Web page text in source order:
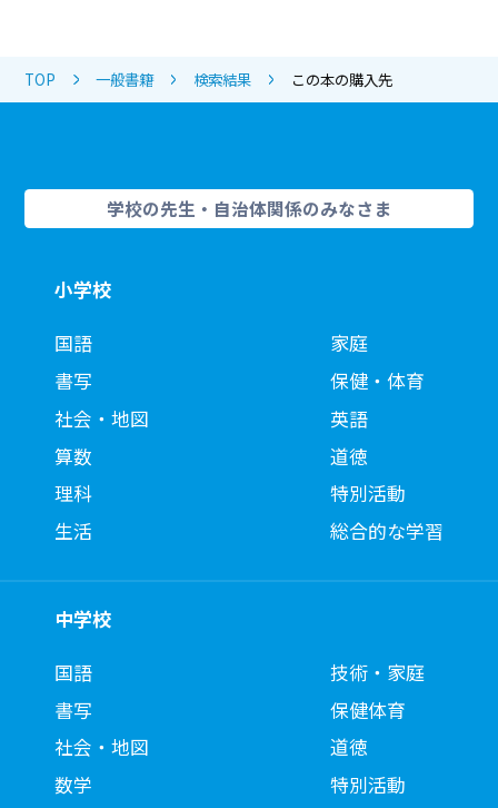
TOP 一般書籍 検索結果 この本の購入先
学校の先生・自治体関係のみなさま
小学校
国語
書写
社会・地図
算数
理科
生活
家庭
保健・体育
英語
道徳
特別活動
総合的な学習
中学校
国語
書写
社会・地図
数学
技術・家庭
保健体育
道徳
特別活動